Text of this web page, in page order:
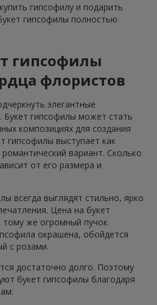
гипсофилу и подарить
гипсофилы полностью
гипсофилы
флористов
элегантные
Букет гипсофилы может стать
композициях для создания
гипсофилы выступает как
вариант. Сколько
от его размера и
всегда выглядят стильно, ярко
Цена на букет
тому же огромный пучок
окрашена, обойдется
с розами.
достаточно долго. Поэтому
букет гипсофилы благодаря